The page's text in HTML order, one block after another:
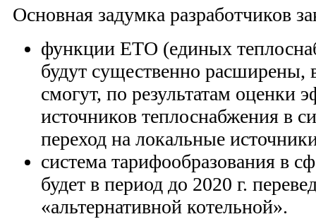
Основная задумка разработчиков
функции ЕТО (единых
будут существенно расширены,
смогут, по результатам оценки
источников теплоснабжения в
переход на локальные
система тарифообразования в
будет в период до 2020 г.
«альтернативной котельной».